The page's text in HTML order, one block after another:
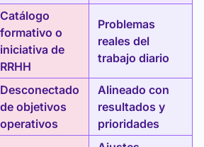
Catálogo
formativo o
iniciativa de
RRHH
Problemas
reales del
trabajo diario
Desconectado
de objetivos
operativos
Alineado con
resultados y
prioridades